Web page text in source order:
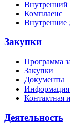
Внутренний
Комплаенс
Внутренние
Закупки
Программа
Закупки
Документы
Информация
Контактная
Деятельность